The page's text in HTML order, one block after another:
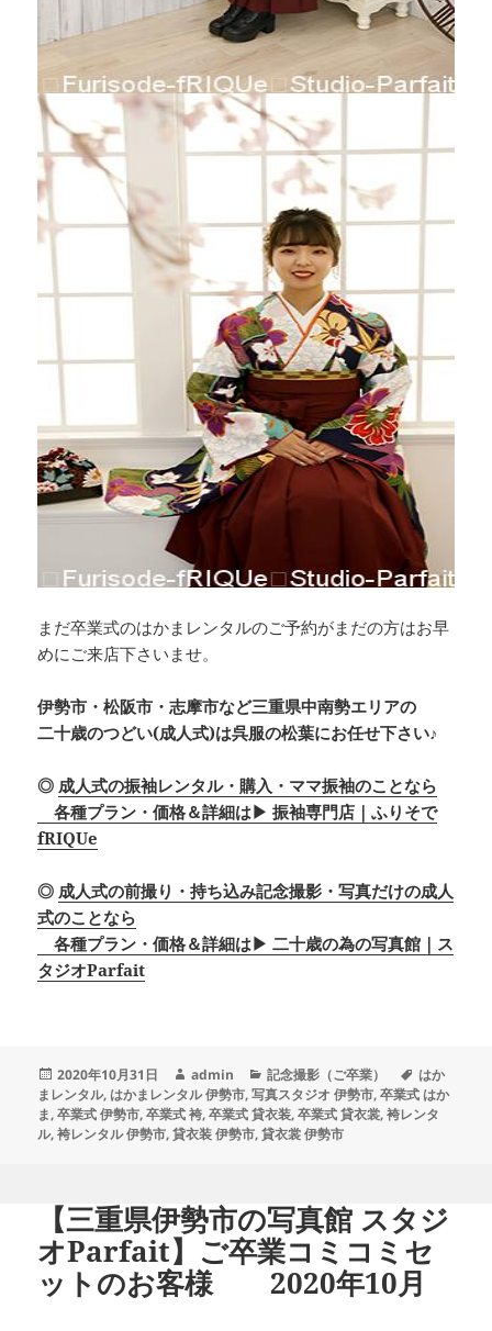
まだ卒業式のはかまレンタルのご予約がまだの方はお早
めにご来店下さいませ。
伊勢市・松阪市・志摩市など三重県中南勢エリアの
二十歳のつどい(成人式)は呉服の松葉にお任せ下さい♪
◎ 成人式の振袖レンタル・購入・ママ振袖のことなら
各種プラン・価格＆詳細は▶ 振袖専門店｜ふりそで
fRIQUe
◎ 成人式の前撮り・持ち込み記念撮影・写真だけの成人
式のことなら
各種プラン・価格＆詳細は▶ 二十歳の為の写真館｜ス
タジオParfait
投
稿
日:
2020年10月31日
作
成
者
admin
カ
テ
ゴ
リ
記念撮影（ご卒業）
タ
グ
はか
まレンタル, はかまレンタル 伊勢市,写真スタジオ 伊勢市,卒業式 はか
ま,卒業式 伊勢市,卒業式 袴,卒業式 貸衣装,卒業式 貸衣裳,袴レンタ
ル,袴レンタル 伊勢市,貸衣装 伊勢市,貸衣裳 伊勢市
【三重県伊勢市の写真館 スタジ
オParfait】ご卒業コミコミセ
ットのお客様 2020年10月